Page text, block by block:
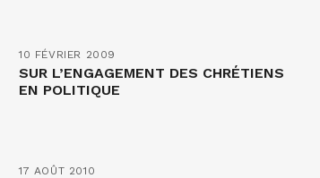
10 FÉVRIER 2009
SUR L’ENGAGEMENT DES CHRÉTIENS
EN POLITIQUE
17 AOÛT 2010